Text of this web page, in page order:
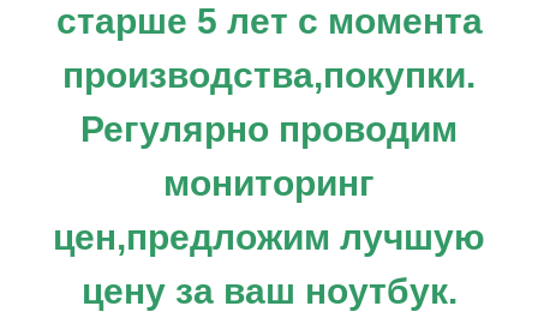
старше 5 лет с момента
производства,покупки.
Регулярно проводим
мониторинг
цен,предложим лучшую
цену за ваш ноутбук.